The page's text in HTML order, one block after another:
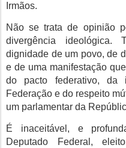
Irmãos.
Não se trata de opinião
divergência
dignidade de um povo, de
e de uma manifestação
do pacto federativo, da
Federação e do respeito
um parlamentar da
É inaceitável, e
Deputado Federal,